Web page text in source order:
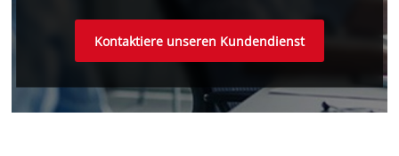
Kontaktiere unseren Kundendienst